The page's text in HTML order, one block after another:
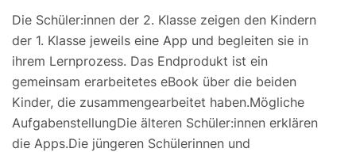
Die Schüler:innen der 2. Klasse zeigen den Kindern
der 1. Klasse jeweils eine App und begleiten sie in
ihrem Lernprozess. Das Endprodukt ist ein
gemeinsam erarbeitetes eBook über die beiden
Kinder, die zusammengearbeitet haben.Mögliche
AufgabenstellungDie älteren Schüler:innen erklären
die Apps.Die jüngeren Schülerinnen und